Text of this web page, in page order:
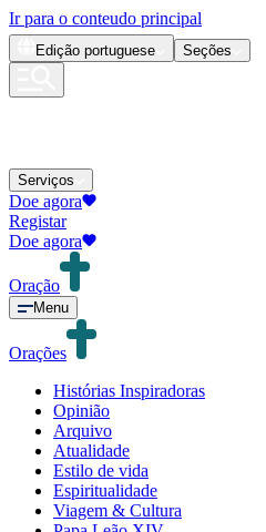
Ir para o conteudo principal
Edição portuguese Seções
Serviços
Doe agora
Registar
Doe agora
Oração
Menu
Orações
Histórias Inspiradoras
Opinião
Arquivo
Atualidade
Estilo de vida
Espiritualidade
Viagem & Cultura